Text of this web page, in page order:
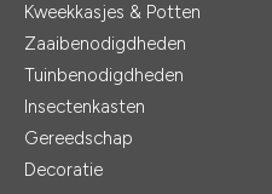
Kweekkasjes & Potten
Zaaibenodigdheden
Tuinbenodigdheden
Insectenkasten
Gereedschap
Decoratie